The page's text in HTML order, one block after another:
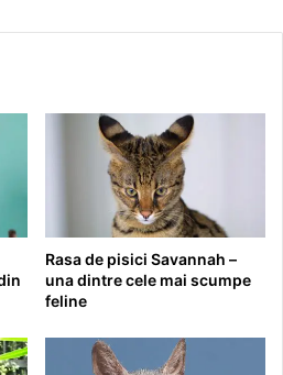
Rasa de pisici Savannah –
una dintre cele mai scumpe
feline